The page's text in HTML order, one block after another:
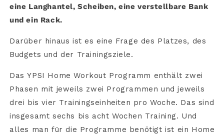
eine Langhantel, Scheiben, eine verstellbare Bank
und ein Rack.
Darüber hinaus ist es eine Frage des Platzes, des
Budgets und der Trainingsziele.
Das YPSI Home Workout Programm enthält zwei
Phasen mit jeweils zwei Programmen und jeweils
drei bis vier Trainingseinheiten pro Woche. Das sind
insgesamt sechs bis acht Wochen Training. Und
alles man für die Programme benötigt ist ein Home